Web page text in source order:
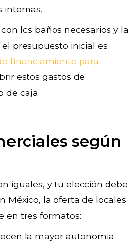
internas.
los baños necesarios y la
presupuesto inicial es
financiamiento para
estos gastos de
de caja.
según
iguales, y tu elección debe
México, la oferta de locales
en tres formatos:
la mayor autonomía